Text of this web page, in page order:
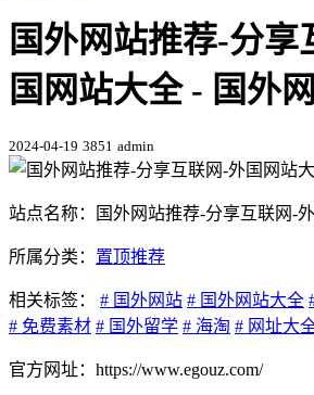
国外网站推荐-分享
国网站大全 - 国外
2024-04-19 3851 admin
站点名称：国外网站推荐-分享互联网-
所属分类： 置顶推荐
相关标签： # 国外网站 # 国外网站大全
# 免费素材 # 国外留学 # 海淘 # 网址大
官方网址：https://www.egouz.com/